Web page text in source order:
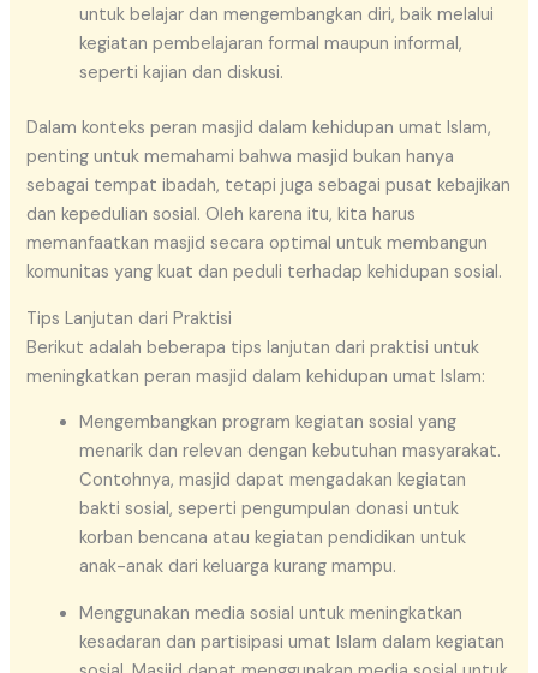
untuk belajar dan mengembangkan diri, baik melalui
kegiatan pembelajaran formal maupun informal,
seperti kajian dan diskusi.
Dalam konteks peran masjid dalam kehidupan umat Islam,
penting untuk memahami bahwa masjid bukan hanya
sebagai tempat ibadah, tetapi juga sebagai pusat kebajikan
dan kepedulian sosial. Oleh karena itu, kita harus
memanfaatkan masjid secara optimal untuk membangun
komunitas yang kuat dan peduli terhadap kehidupan sosial.
Tips Lanjutan dari Praktisi
Berikut adalah beberapa tips lanjutan dari praktisi untuk
meningkatkan peran masjid dalam kehidupan umat Islam:
Mengembangkan program kegiatan sosial yang
menarik dan relevan dengan kebutuhan masyarakat.
Contohnya, masjid dapat mengadakan kegiatan
bakti sosial, seperti pengumpulan donasi untuk
korban bencana atau kegiatan pendidikan untuk
anak-anak dari keluarga kurang mampu.
Menggunakan media sosial untuk meningkatkan
kesadaran dan partisipasi umat Islam dalam kegiatan